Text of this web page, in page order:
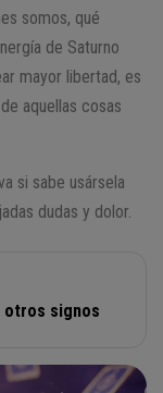
somos, qué
de Saturno
mayor libertad, es
aquellas cosas
si sabe usársela
dudas y dolor.
otros signos